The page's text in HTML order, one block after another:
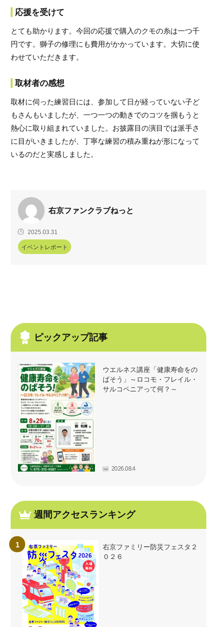
応援を受けて
とても助かります。今回の応援で購入のクモの糸は一つ千
円です。獅子の修理にも費用がかかっています。大切に使
わせていただきます。
取材者の感想
取材に伺った練習日には、参加して日が経っていない子ど
もさんもいましたが、一つ一つの動きでのコツを掴もうと
熱心に取り組まれていました。お披露目の演目では派手さ
に目がいきましたが、丁寧な練習の積み重ねが形になって
いるのだと実感しました。
右京ファンクラブねっと
2025.03.31
イベントレポート
ピックアップ記事
ウエルネス講座「健康寿命をの
ばそう」～ロコモ・フレイル・
サルコペニアって何？～
2026.08.4
週間アクセスランキング
右京ファミリー防災フェスタ２
０２６